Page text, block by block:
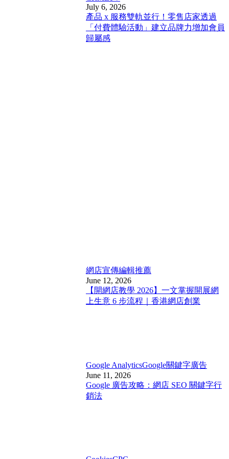
July 6, 2026
產品 x 服務雙軌並行！零售店家透過
「付費體驗活動」建立品牌力增加會員
歸屬感
網店宣傳編輯推薦
June 12, 2026
【開網店教學 2026】一文掌握開展網
上生意 6 步流程｜香港網店創業
Google AnalyticsGoogle關鍵字廣告
June 11, 2026
Google 廣告攻略：網店 SEO 關鍵字行
銷法